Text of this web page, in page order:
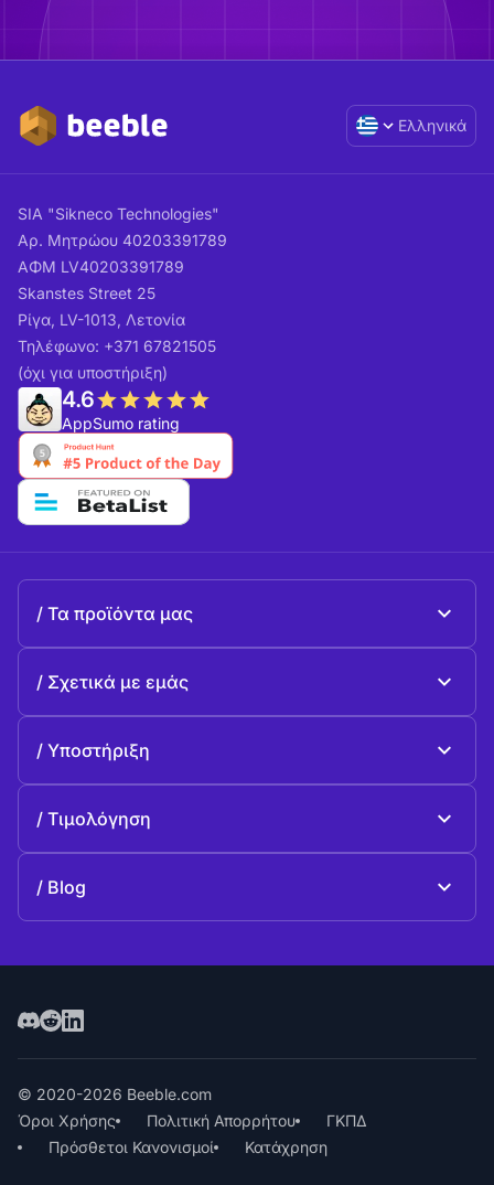
Ελληνικά
SIA "Sikneco Technologies"
Αρ. Μητρώου 40203391789
ΑΦΜ LV40203391789
Skanstes Street 25
Ρίγα, LV-1013, Λετονία
Τηλέφωνο: +371 67821505
(όχι για υποστήριξη)
4.6
AppSumo rating
Τα προϊόντα μας
Σχετικά με εμάς
Ιστορία
Υποστήριξη
Επικοινωνία
Τιμολόγηση
Blog
© 2020-2026 Beeble.com
Όροι Χρήσης
Πολιτική Απορρήτου
ΓΚΠΔ
Πρόσθετοι Κανονισμοί
Κατάχρηση